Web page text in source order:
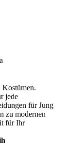
Kostümen.
jede
für Jung
zu modernen
für Ihr